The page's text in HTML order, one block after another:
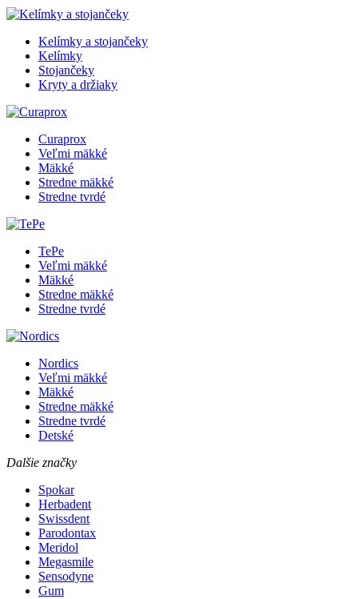
Kelímky a stojančeky
Kelímky
Stojančeky
Kryty a držiaky
Curaprox
Veľmi mäkké
Mäkké
Stredne mäkké
Stredne tvrdé
TePe
Veľmi mäkké
Mäkké
Stredne mäkké
Stredne tvrdé
Nordics
Veľmi mäkké
Mäkké
Stredne mäkké
Stredne tvrdé
Detské
Dalšie značky
Spokar
Herbadent
Swissdent
Parodontax
Meridol
Megasmile
Sensodyne
Gum